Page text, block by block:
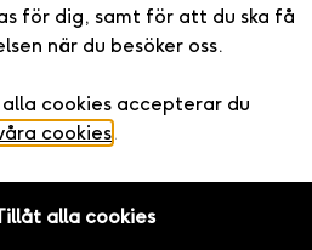
för dig, samt för att du ska få
när du besöker oss.
cookies accepterar du
cookies.
alla cookies
och är idag marknadsledande
Sverige. Med hundratals
utbudet av upplevelser.